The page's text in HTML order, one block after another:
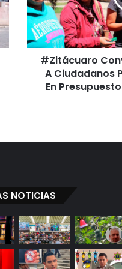
Ciudadanos
Proponer
Proyectos
En
Presupuesto
Participativo
#Zitácuaro
A Ciudadanos
En
NOTICIAS